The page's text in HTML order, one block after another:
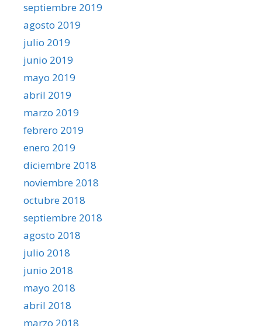
septiembre 2019
agosto 2019
julio 2019
junio 2019
mayo 2019
abril 2019
marzo 2019
febrero 2019
enero 2019
diciembre 2018
noviembre 2018
octubre 2018
septiembre 2018
agosto 2018
julio 2018
junio 2018
mayo 2018
abril 2018
marzo 2018